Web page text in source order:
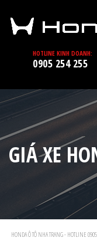
HOTLINE KINH DOANH:
0905 254 255
GIÁ XE
HONDA Ô TÔ NHA TRANG - HOTLINE